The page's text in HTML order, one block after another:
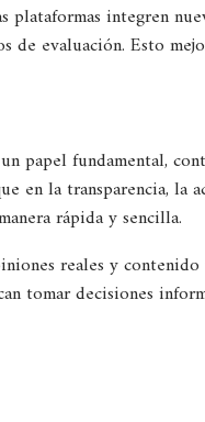
integren
de evaluación. Esto
papel fundamental,
en la transparencia,
rápida y sencilla.
reales y
tomar decisiones